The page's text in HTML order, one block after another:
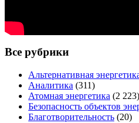
Все рубрики
Альтернативная
Аналитика (311)
Атомная энергетика (2 223)
Безопасность объектов
Благотворительность (20)